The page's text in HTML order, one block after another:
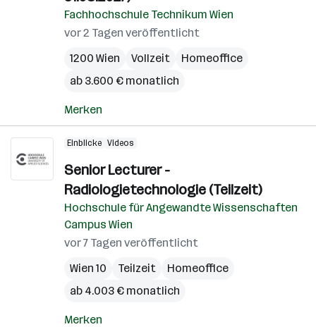
Fachhochschule Technikum Wien
vor 2 Tagen veröffentlicht
1200 Wien
Vollzeit
Homeoffice
ab 3.600 € monatlich
Merken
Einblicke Videos
Senior Lecturer -
Radiologietechnologie (Teilzeit)
Hochschule für Angewandte Wissenschaften
Campus Wien
vor 7 Tagen veröffentlicht
Wien 10
Teilzeit
Homeoffice
ab 4.003 € monatlich
Merken